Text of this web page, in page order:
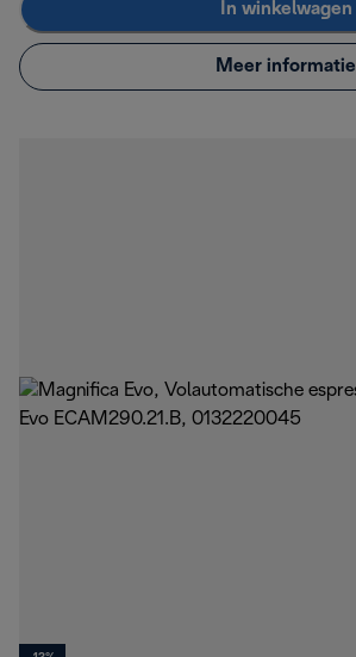
In winkelwagen
Meer informatie